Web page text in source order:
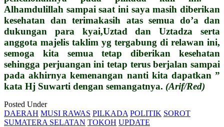
Alhamdulillah sampai saat ini saya masih diberikan
kesehatan dan terimakasih atas semua do’a dan
dukungan para kyai,Uztad dan Uztadza serta
anggota majelis taklim yg tergabung di relawan ini,
semoga kita semua tetap diberikan kesehatan
sehingga perjuangan ini tetap terus berjalan sampai
pada akhirnya kemenangan nanti kita dapatkan ”
kata Hj Suwarti dengan semangatnya. (Arif/Red)
Posted Under
DAERAH MUSI RAWAS PILKADA POLITIK SOROT
SUMATERA SELATAN TOKOH UPDATE